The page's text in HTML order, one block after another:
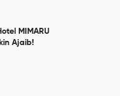
MIMARU
Ajaib!